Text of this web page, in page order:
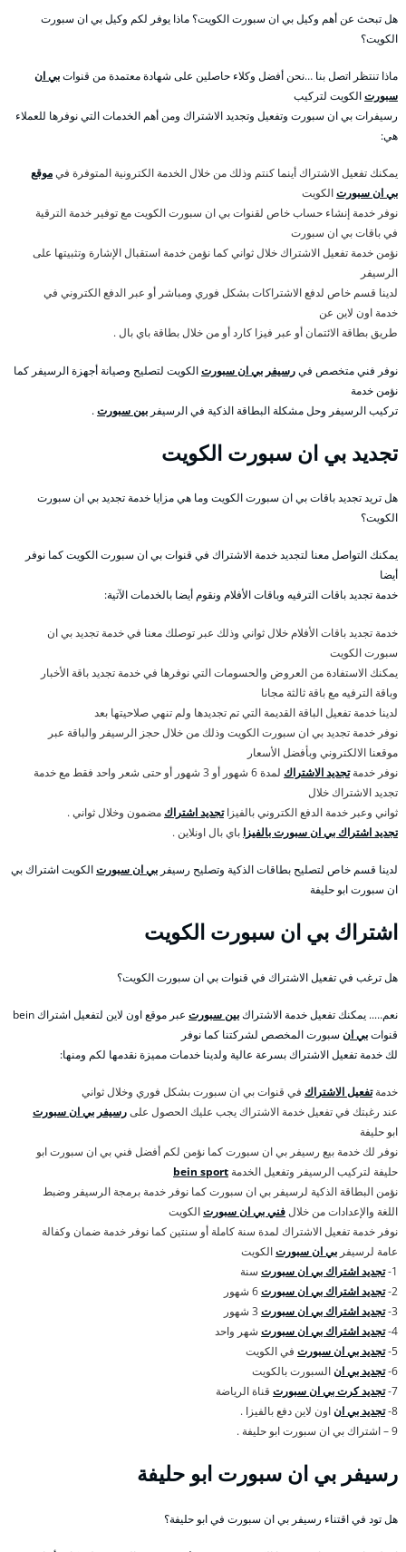
هل تبحث عن أهم وكيل بي ان سبورت الكويت؟ ماذا يوفر لكم وكيل بي ان سبورت
الكويت؟
ماذا تنتظر اتصل بنا …نحن أفضل وكلاء حاصلين على شهادة معتمدة من قنواتبي ان
سبورتالكويت لتركيب
رسيفرات بي ان سبورت وتفعيل وتجديد الاشتراك ومن أهم الخدمات التي نوفرها للعملاء
هي:
يمكنك تفعيل الاشتراك أينما كنتم وذلك من خلال الخدمة الكترونية المتوفرة فيموقع
بي ان سبورتالكويت
نوفر خدمة إنشاء حساب خاص لقنوات بي ان سبورت الكويت مع توفير خدمة الترقية
في باقات بي ان سبورت
نؤمن خدمة تفعيل الاشتراك خلال ثواني كما نؤمن خدمة استقبال الإشارة وتثبيتها على
الرسيفر
لدينا قسم خاص لدفع الاشتراكات بشكل فوري ومباشر أو عبر الدفع الكتروني في
خدمة اون لاين عن
طريق بطاقة الائتمان أو عبر فيزا كارد أو من خلال بطاقة باي بال .
نوفر فني متخصص فيرسيفر بي ان سبورتالكويت لتصليح وصيانة أجهزة الرسيفر كما
نؤمن خدمة
تركيب الرسيفر وحل مشكلة البطاقة الذكية في الرسيفر بين سبورت.
تجديد بي ان سبورت الكويت
هل تريد تجديد باقات بي ان سبورت الكويت وما هي مزايا خدمة تجديد بي ان سبورت
الكويت؟
يمكنك التواصل معنا لتجديد خدمة الاشتراك في قنوات بي ان سبورت الكويت كما نوفر
أيضا
خدمة تجديد باقات الترفيه وباقات الأفلام ونقوم أيضا بالخدمات الآتية:
خدمة تجديد باقات الأفلام خلال ثواني وذلك عبر توصلك معنا في خدمة تجديد بي ان
سبورت الكويت
يمكنك الاستفادة من العروض والحسومات التي نوفرها في خدمة تجديد باقة الأخبار
وباقة الترفيه مع باقة ثالثة مجانا
لدينا خدمة تفعيل الباقة القديمة التي تم تجديدها ولم تنهي صلاحيتها بعد
نوفر خدمة تجديد بي ان سبورت الكويت وذلك من خلال حجز الرسيفر والباقة عبر
موقعنا الالكتروني وبأفضل الأسعار
نوفر خدمةتجديد الاشتراك
لمدة 6 شهور أو 3 شهور أو حتى شعر واحد فقط مع خدمة
تجديد الاشتراك خلال
ثواني وعبر خدمة الدفع الكتروني بالفيزاتجديد اشتراك مضمون وخلال ثواني .
تجديد اشتراك بي ان سبورت بالفيزا باي بال اونلاين .
لدينا قسم خاص لتصليح بطاقات الذكية وتصليح رسيفر بي ان سبورتالكويت اشتراك بي
ان سبورت ابو حليفة
اشتراك بي ان سبورت الكويت
هل ترغب في تفعيل الاشتراك في قنوات بي ان سبورت الكويت؟
نعم….. يمكنك تفعيل خدمة الاشتراكبين سبورت
عبر موقع اون لاين لتفعيل اشتراك bein
قنواتبي ان سبورت المخصص لشركتنا كما نوفر
لك خدمة تفعيل الاشتراك بسرعة عالية ولدينا خدمات مميزة نقدمها لكم ومنها:
خدمةتفعيل الاشتراك في قنوات بي ان سبورت بشكل فوري وخلال ثواني
عند رغبتك في تفعيل خدمة الاشتراك يجب عليك الحصول علىرسيفر بي ان سبورت
ابو حليفة
نوفر لك خدمة بيع رسيفر بي ان سبورت كما نؤمن لكم أفضل فني بي ان سبورت ابو
حليفة لتركيب الرسيفر وتفعيل الخدمة bein sport
نؤمن البطاقة الذكية لرسيفر بي ان سبورت كما نوفر خدمة برمجة الرسيفر وضبط
اللغة والإعدادات من خلالفني بي ان سبورتالكويت
نوفر خدمة تفعيل الاشتراك لمدة سنة كاملة أو سنتين كما نوفر خدمة ضمان وكفالة
عامة لرسيفر بي ان سبورتالكويت
1- تجديد اشتراك بي ان سبورت سنة
2- تجديد اشتراك بي ان سبورت
3- تجديد اشتراك بي ان سبورت
4- تجديد اشتراك بي ان سبورت شهر واحد
5- تجديد بي ان سبورت في الكويت
6- تجديد بي انالسبورت بالكويت
7- تجديد كرت بي ان سبورت قناة الرياضة
8- تجديد بي اناون لاين دفع بالفيزا .
9 – اشتراك بي ان سبورت ابو حليفة .
رسيفر بي ان سبورت ابو حليفة
هل تود في اقتناء رسيفر بي ان سبورت في ابو حليفة؟